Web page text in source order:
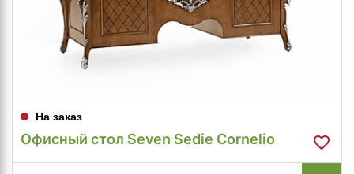
На заказ
Офисный стол Seven Sedie Cornelio